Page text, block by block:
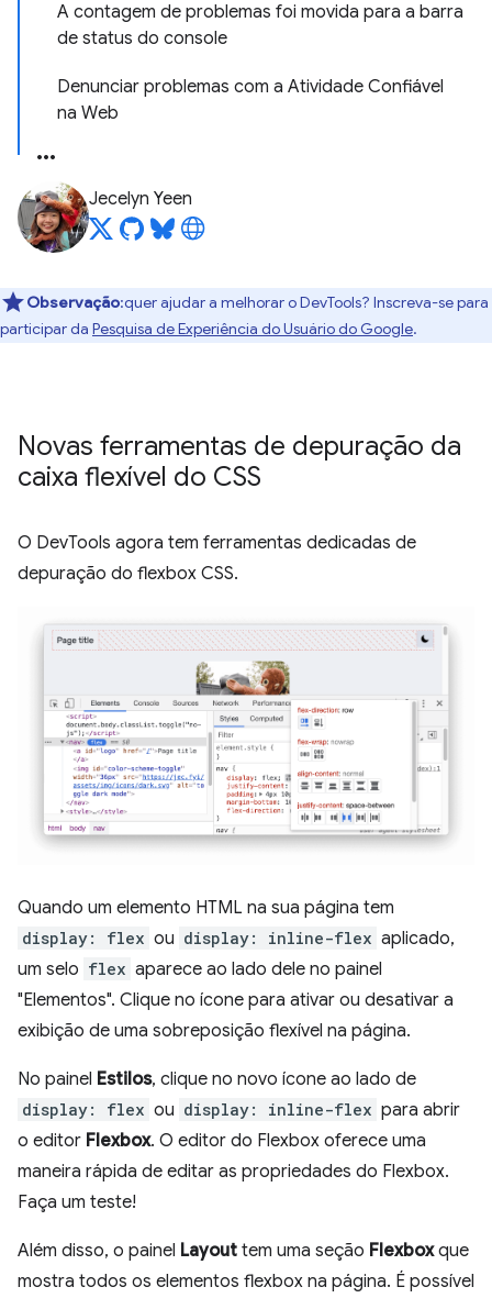
A contagem de problemas foi movida para a barra
de status do console
Denunciar problemas com a Atividade Confiável
na Web
Jecelyn Yeen
Observação:quer ajudar a melhorar o DevTools? Inscreva-se para
participar da Pesquisa de Experiência do Usuário do Google.
Novas ferramentas de depuração da
caixa flexível do CSS
O DevTools agora tem ferramentas dedicadas de
depuração do flexbox CSS.
Quando um elemento HTML na sua página tem
display: flex ou display: inline-flex aplicado,
um selo flex aparece ao lado dele no painel
"Elementos". Clique no ícone para ativar ou desativar a
exibição de uma sobreposição flexível na página.
No painel Estilos, clique no novo ícone ao lado de
display: flex ou display: inline-flex para abrir
o editor Flexbox. O editor do Flexbox oferece uma
maneira rápida de editar as propriedades do Flexbox.
Faça um teste!
Além disso, o painel Layout tem uma seção Flexboxque
mostra todos os elementos flexbox na página. É possível